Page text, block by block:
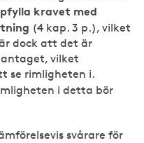
kravet med
(4 kap. 3 p.), vilket
dock att det är
vilket
se rimligheten i.
i detta bör
svårare för